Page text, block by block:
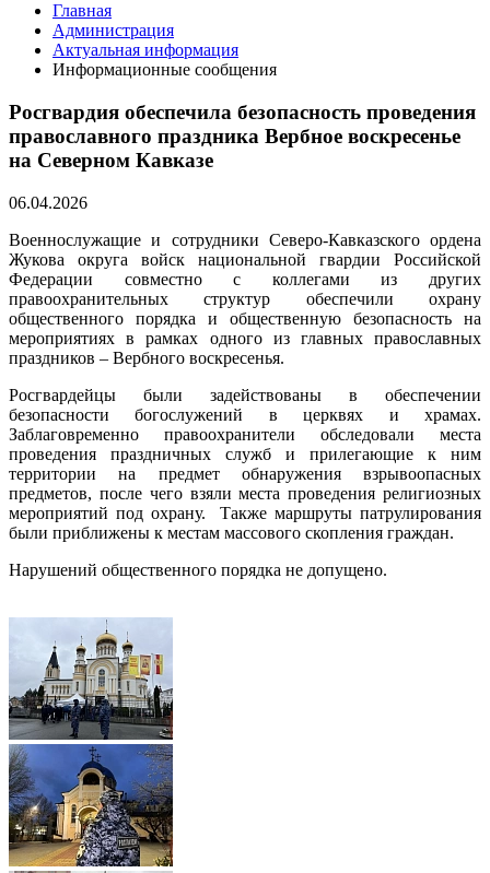
Главная
Администрация
Актуальная информация
Информационные сообщения
Росгвардия обеспечила безопасность проведения
православного праздника Вербное воскресенье
на Северном Кавказе
06.04.2026
Военнослужащие и сотрудники Северо-Кавказского ордена
Жукова округа войск национальной гвардии Российской
Федерации совместно с коллегами из других
правоохранительных структур обеспечили охрану
общественного порядка и общественную безопасность на
мероприятиях в рамках одного из главных православных
праздников – Вербного воскресенья.
Росгвардейцы были задействованы в обеспечении
безопасности богослужений в церквях и храмах.
Заблаговременно правоохранители обследовали места
проведения праздничных служб и прилегающие к ним
территории на предмет обнаружения взрывоопасных
предметов, после чего взяли места проведения религиозных
мероприятий под охрану. Также маршруты патрулирования
были приближены к местам массового скопления граждан.
Нарушений общественного порядка не допущено.